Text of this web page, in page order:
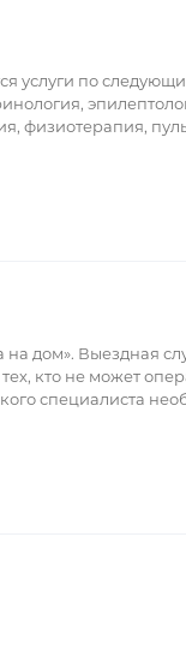
услуги по
физиотерапия,
дом». Выездная
кто не может
специалиста